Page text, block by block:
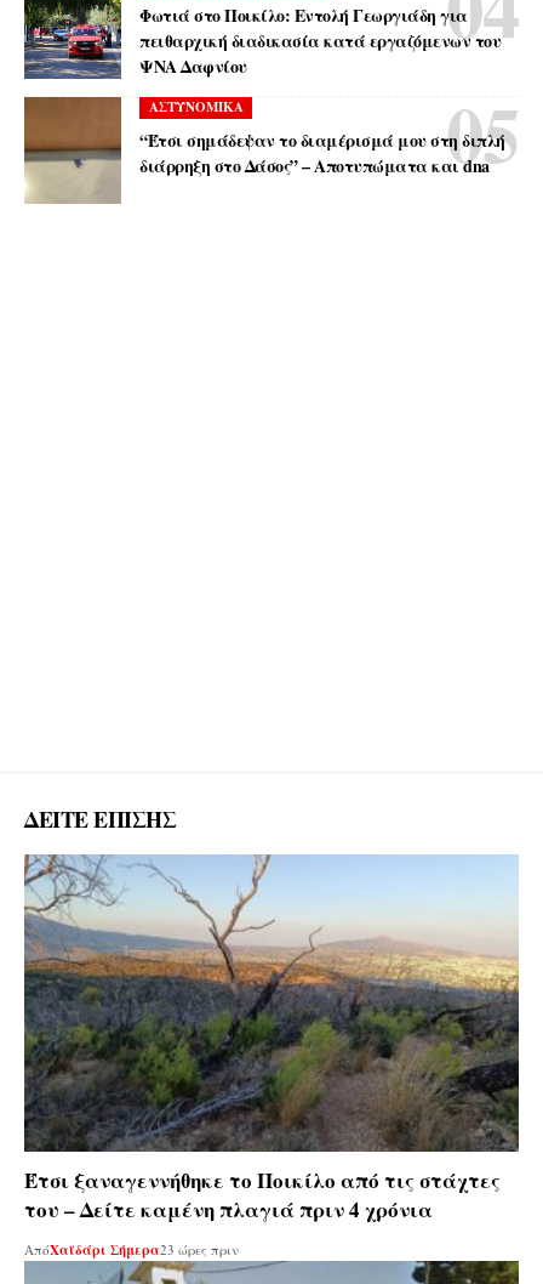
Φωτιά στο Ποικίλο: Εντολή Γεωργιάδη για
πειθαρχική διαδικασία κατά εργαζόμενων του
ΨΝΑ Δαφνίου
ΑΣΤΥΝΟΜΙΚΑ
“Έτσι σημάδεψαν το διαμέρισμά μου στη διπλή
διάρρηξη στο Δάσος” – Αποτυπώματα και dna
ΔΕΙΤΕ ΕΠΙΣΗΣ
Έτσι ξαναγεννήθηκε το Ποικίλο από τις στάχτες
του – Δείτε καμένη πλαγιά πριν 4 χρόνια
ΑπόΧαϊδάρι Σήμερα23 ώρες πριν